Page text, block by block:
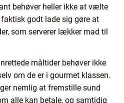
behøver heller ikke at vælte
godt lade sig gøre at
som serverer lækker mad til
måltider behøver ikke
om de er i gourmet klassen.
nemlig at fremstille sund
alle kan betale, og samtidig